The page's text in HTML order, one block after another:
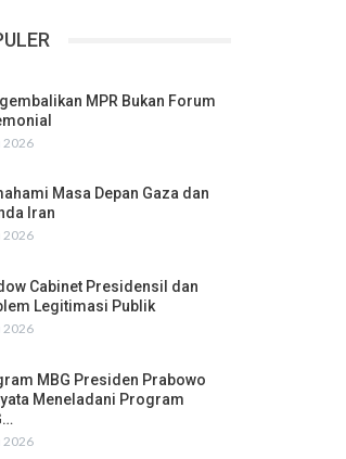
MPR Bukan Forum
2026
Masa Depan Gaza dan
Iran
2026
Cabinet Presidensil dan
Legitimasi Publik
2026
MBG Presiden Prabowo
Meneladani Program
2026